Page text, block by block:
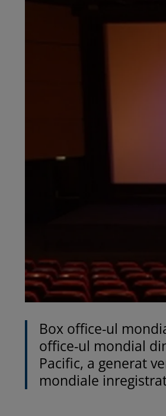
Box office-ul
office-ul mondial
Pacific, a generat
mondiale